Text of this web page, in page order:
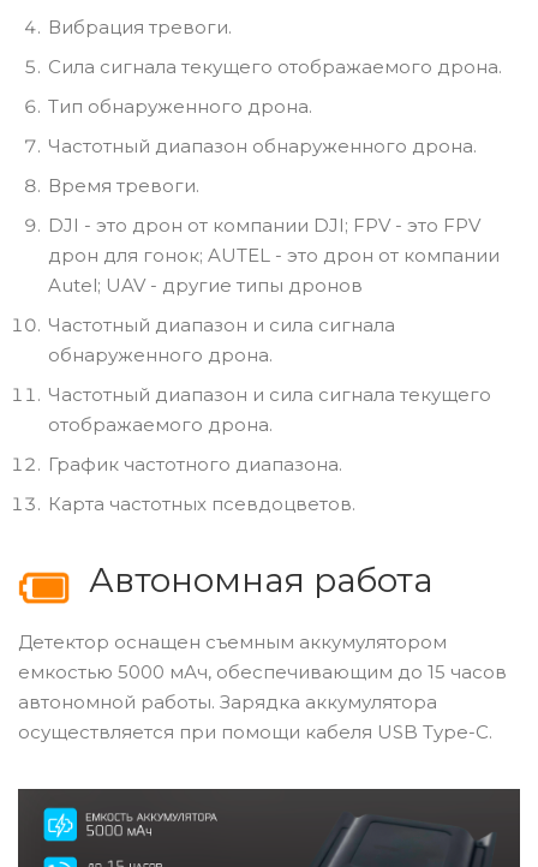
Вибрация тревоги.
Сила сигнала текущего отображаемого дрона.
Тип обнаруженного дрона.
Частотный диапазон обнаруженного дрона.
Время тревоги.
DJI - это дрон от компании DJI; FPV - это FPV
дрон для гонок; AUTEL - это дрон от компании
Autel; UAV - другие типы дронов
Частотный диапазон и сила сигнала
обнаруженного дрона.
Частотный диапазон и сила сигнала текущего
отображаемого дрона.
График частотного диапазона.
Карта частотных псевдоцветов.
Автономная работа
Детектор оснащен съемным аккумулятором
емкостью 5000 мАч, обеспечивающим до 15 часов
автономной работы. Зарядка аккумулятора
осуществляется при помощи кабеля USB Type-C.